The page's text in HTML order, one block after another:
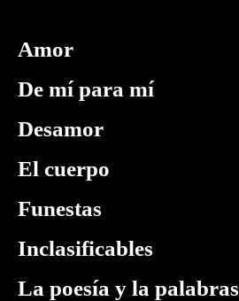
Amor
De mí para mí
Desamor
El cuerpo
Funestas
Inclasificables
La poesía y la palabras